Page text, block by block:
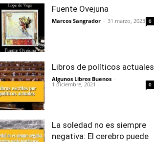
Fuente Ovejuna
Marcos Sangrador - 31 marzo, 2023 0
Libros de políticos actuales
Algunos Libros Buenos -
1 diciembre, 2021 0
La soledad no es siempre
negativa: El cerebro puede